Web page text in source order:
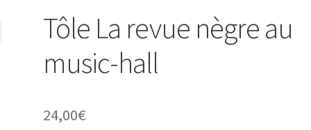
Tôle La revue nègre au
music-hall
24,00€